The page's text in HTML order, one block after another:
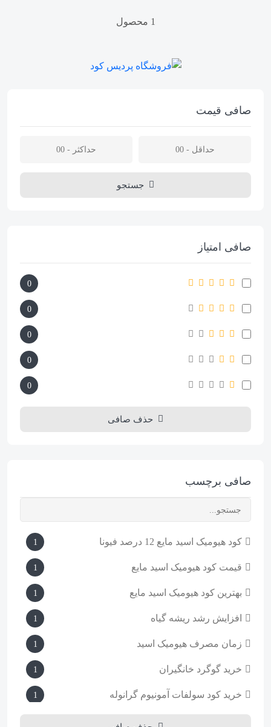
صافی قیمت
جستجو
صافی امتیاز
0
0
0
0
0
حذف صافی
صافی برچسب
کود هیومیک اسید مایع 12 درصد فیونا 1
قیمت کود هیومیک اسید مایع 1
بهترین کود هیومیک اسید مایع 1
افزایش رشد ریشه گیاه 1
زمان مصرف هیومیک اسید 1
خرید گوگرد خانگیران 1
خرید کود سولفات آمونیوم گرانوله 1
1 محصول